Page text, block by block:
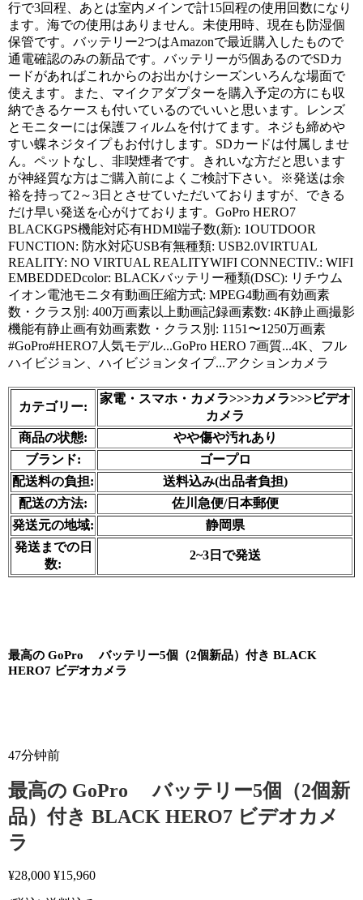
行で3回程、あとは室内メインで計15回程の使用回数になり
ます。海での使用はありません。未使用時、現在も防湿個
保管です。バッテリー2つはAmazonで最近購入したもので
通電確認のみの新品です。バッテリーが5個あるのでSDカ
ードがあればこれからのお出かけシーズンいろんな場面で
使えます。また、マイクアダプターを購入予定の方にも収
納できるケースも付いているのでいいと思います。レンズ
とモニターには保護フィルムを付けてます。ネジも締めや
すい蝶ネジタイプもお付けします。SDカードは付属しませ
ん。ペットなし、非喫煙者です。きれいな方だと思います
が神経質な方はご購入前によくご検討下さい。※発送は余
裕を持って2～3日とさせていただいておりますが、できる
だけ早い発送を心がけております。GoPro HERO7
BLACKGPS機能対応有HDMI端子数(新): 1OUTDOOR
FUNCTION: 防水対応USB有無種類: USB2.0VIRTUAL
REALITY: NO VIRTUAL REALITYWIFI CONNECTIV.: WIFI
EMBEDDEDcolor: BLACKバッテリー種類(DSC): リチウム
イオン電池モニタ有動画圧縮方式: MPEG4動画有効画素
数・クラス別: 400万画素以上動画記録画素数: 4K静止画撮影
機能有静止画有効画素数・クラス別: 1151〜1250万画素
#GoPro#HERO7人気モデル...GoPro HERO 7画質...4K、フル
ハイビジョン、ハイビジョンタイプ...アクションカメラ
カテゴリー:
家電・スマホ・カメラ>>>カメラ>>>ビデオ
カメラ
商品の状態:
やや傷や汚れあり
ブランド:
ゴープロ
配送料の負担:
送料込み(出品者負担)
配送の方法:
佐川急便/日本郵便
発送元の地域:
静岡県
発送までの日
数:
2~3日で発送
最高の GoPro 　バッテリー5個（2個新品）付き BLACK
HERO7 ビデオカメラ
47分钟前
最高の GoPro バッテリー5個（2個新
品）付き BLACK HERO7 ビデオカメ
ラ
¥28,000 ¥15,960